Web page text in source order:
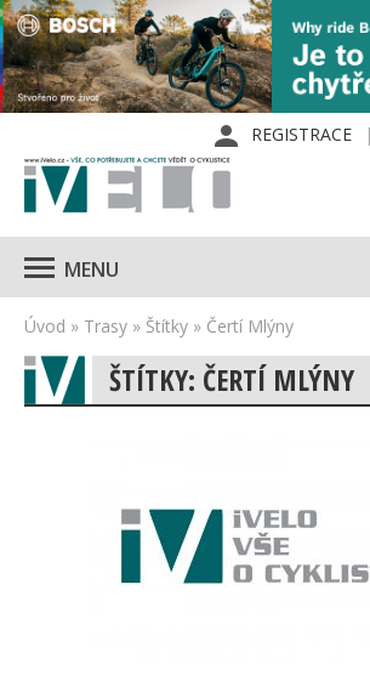
REGISTRACE
MENU
Úvod » Trasy » Štítky » Čertí Mlýny
ŠTÍTKY: ČERTÍ MLÝNY